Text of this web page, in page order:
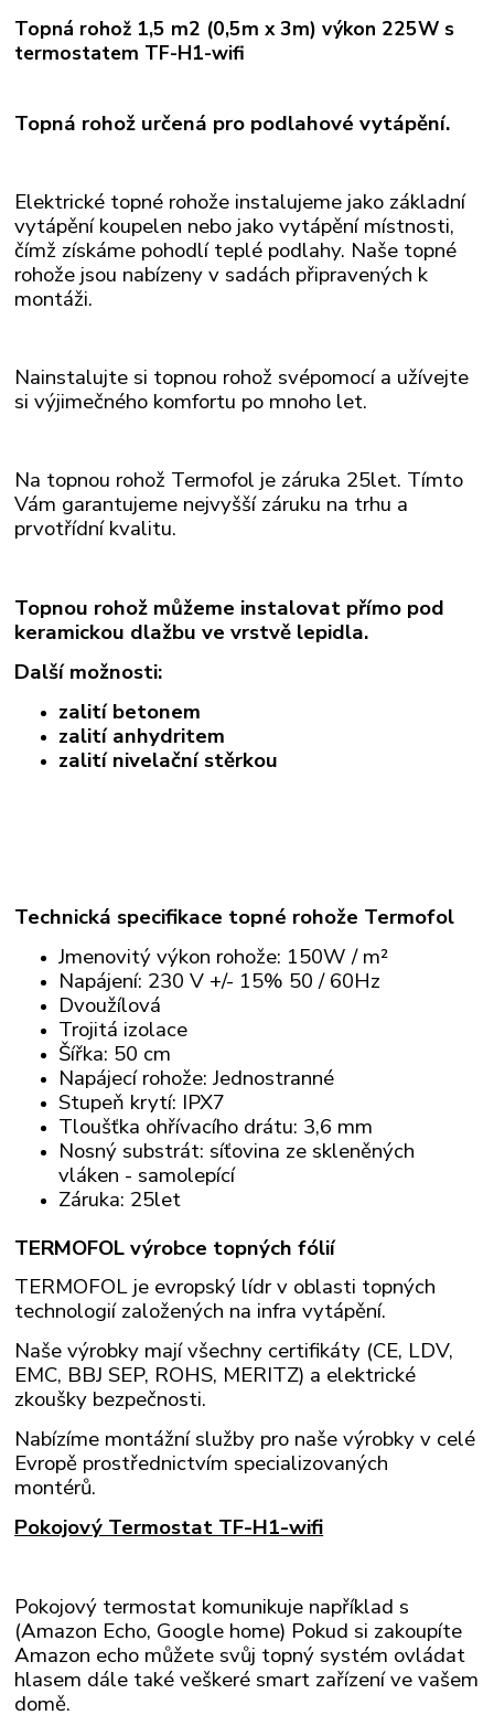
Topná rohož 1,5 m2 (0,5m x 3m) výkon 225W s
termostatem TF-H1-wifi
Topná rohož určená pro podlahové vytápění.
Elektrické topné rohože instalujeme jako základní
vytápění koupelen nebo jako vytápění místnosti,
čímž získáme pohodlí teplé podlahy. Naše topné
rohožejsou nabízeny v sadách připravených k
montáži.
Nainstalujte si topnou rohož svépomocí a užívejte
si výjimečného komfortu po mnoho let.
Na topnou rohož Termofol je záruka 25let. Tímto
Vám garantujeme nejvyšší záruku na trhu a
prvotřídní kvalitu.
Topnou rohož můžeme instalovat přímo pod
keramickou dlažbu ve vrstvě lepidla.
Další možnosti:
zalití betonem
zalití anhydritem
zalití nivelační stěrkou
Technická specifikace topné rohože Termofol
Jmenovitý výkon rohože: 150W / m²
Napájení: 230 V +/- 15% 50 / 60Hz
Dvoužílová
Trojitá izolace
Šířka: 50 cm
Napájecí rohože: Jednostranné
Stupeň krytí: IPX7
Tloušťka ohřívacího drátu: 3,6 mm
Nosný substrát: síťovina ze skleněných
vláken - samolepící
Záruka: 25let
TERMOFOL výrobce topných fólií
TERMOFOL je evropský lídr v oblasti topných
technologií založených na infra vytápění.
Naše výrobky mají všechny certifikáty (CE, LDV,
EMC, BBJ SEP, ROHS, MERITZ) a elektrické
zkoušky bezpečnosti.
Nabízíme montážní služby pro naše výrobky v celé
Evropě prostřednictvím specializovaných
montérů.
Pokojový Termostat TF-H1-wifi
Pokojový termostat komunikuje například s
(Amazon Echo, Google home) Pokud si zakoupíte
Amazon echo můžete svůj topný systém ovládat
hlasem dále také veškeré smart zařízení ve vašem
domě.